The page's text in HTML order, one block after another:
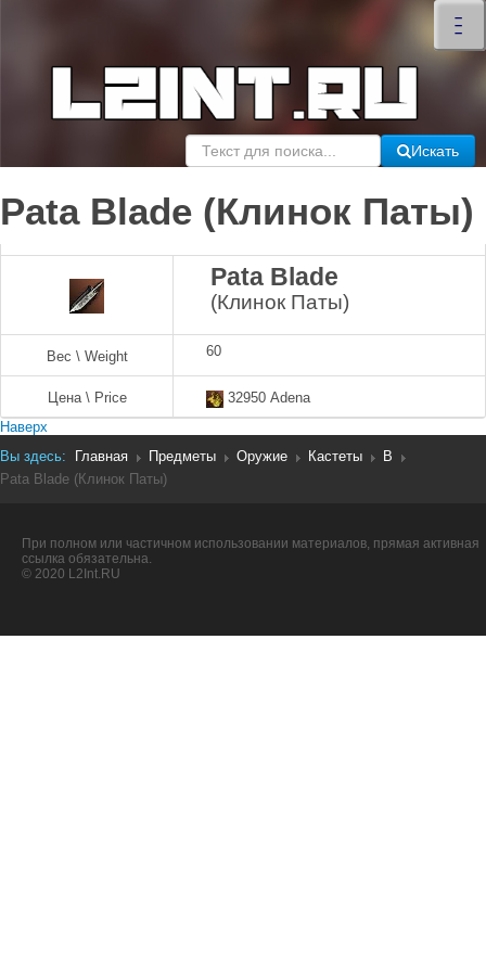
–
–
–
×
Искать
Pata Blade (Клинок Паты)
Pata Blade
(Клинок Паты)
Вес \ Weight 60
Цена \ Price
32950 Adena
Наверх
Вы здесь:
Главная Предметы Оружие Кастеты
B
Pata Blade (Клинок Паты)
При полном или частичном использовании материалов, прямая активная
ссылка обязательна.
© 2020 L2Int.RU